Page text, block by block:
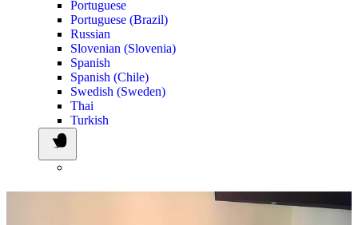
Portuguese
Portuguese (Brazil)
Russian
Slovenian (Slovenia)
Spanish
Spanish (Chile)
Swedish (Sweden)
Thai
Turkish